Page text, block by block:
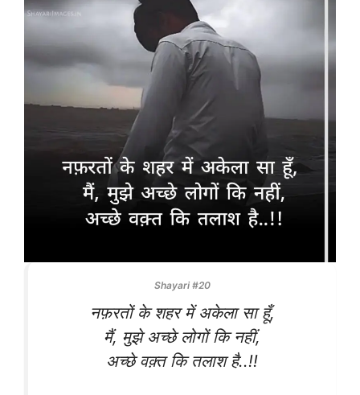
Shayari #20
नफ़रतों के शहर में अकेला सा हूँ,
मैं, मुझे अच्छे लोगों कि नहीं,
अच्छे वक़्त कि तलाश है..!!